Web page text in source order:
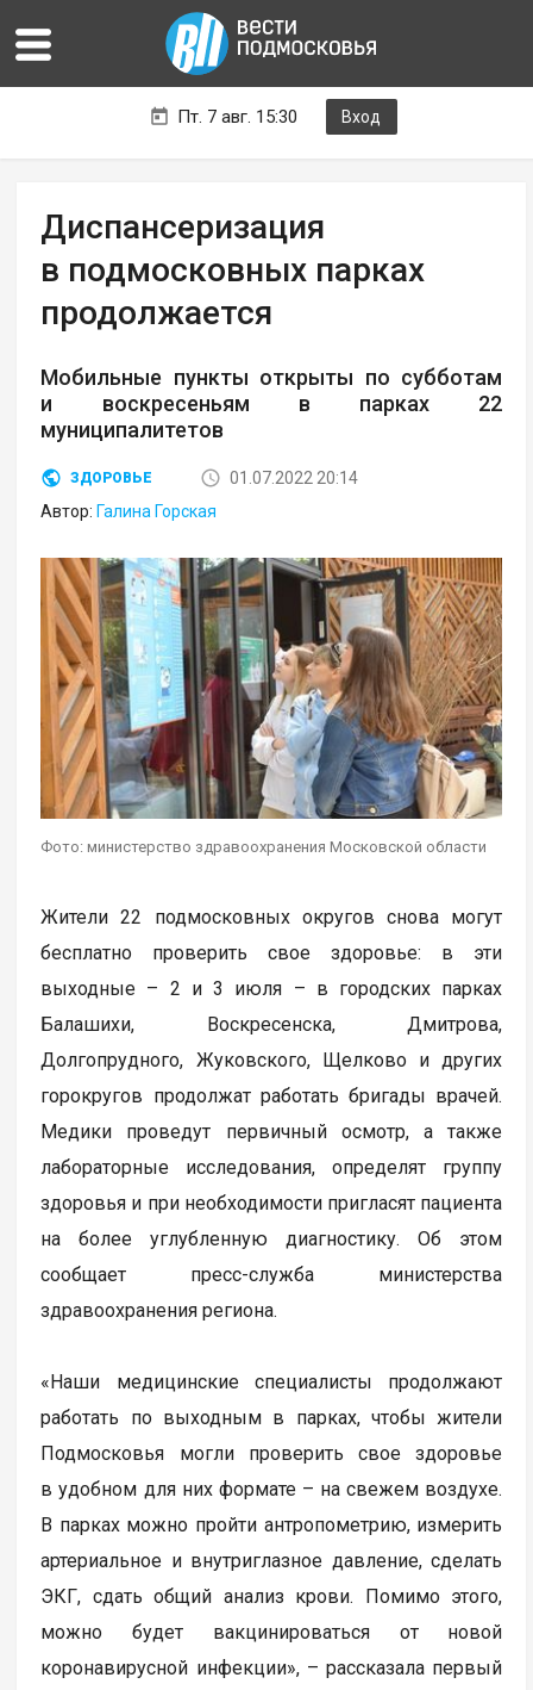
Пт. 7 авг. 15:30 Вход
Диспансеризация
в подмосковных парках
продолжается
Мобильные пункты открыты по субботам
и воскресеньям в парках 22
муниципалитетов
ЗДОРОВЬЕ
01.07.2022 20:14
Автор: Галина Горская
Фото: министерство здравоохранения Московской области
Жители 22 подмосковных округов снова могут
бесплатно проверить свое здоровье: в эти
выходные – 2 и 3 июля – в городских парках
Балашихи, Воскресенска, Дмитрова,
Долгопрудного, Жуковского, Щелково и других
горокругов продолжат работать бригады врачей.
Медики проведут первичный осмотр, а также
лабораторные исследования, определят группу
здоровья и при необходимости пригласят пациента
на более углубленную диагностику. Об этом
сообщает пресс-служба министерства
здравоохранения региона.
«Наши медицинские специалисты продолжают
работать по выходным в парках, чтобы жители
Подмосковья могли проверить свое здоровье
в удобном для них формате – на свежем воздухе.
В парках можно пройти антропометрию, измерить
артериальное и внутриглазное давление, сделать
ЭКГ, сдать общий анализ крови. Помимо этого,
можно будет вакцинироваться от новой
коронавирусной инфекции», – рассказала первый